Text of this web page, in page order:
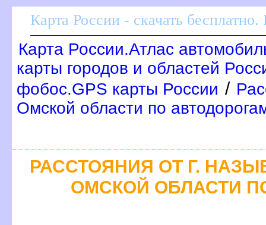
Карта России - скачать
Карта России.Атлас
карты городов и областей
фобос.GPS карты России /
Омской области по
РАССТОЯНИЯ ОТ Г.
ОМСКОЙ ОБЛАСТИ